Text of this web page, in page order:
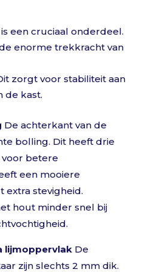
een cruciaal onderdeel.
enorme trekkracht van
zorgt voor stabiliteit aan
de kast.
De achterkant van de
bolling. Dit heeft drie
betere
een mooiere
stevigheid.
hout minder snel bij
lijmoppervlakDe
zijn slechts 2 mm dik.